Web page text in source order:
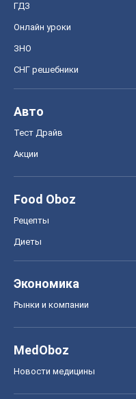
ГДЗ
Онлайн уроки
ЗНО
СНГ решебники
Авто
Тест Драйв
Акции
Food Oboz
Рецепты
Диеты
Экономика
Рынки и компании
MedOboz
Новости медицины